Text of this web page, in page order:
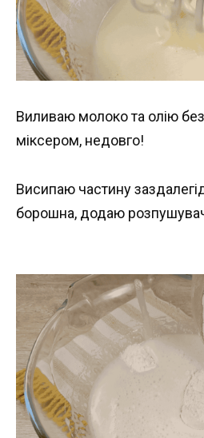
Виливаю молоко та олію
міксером, недовго!
Висипаю частину
борошна, додаю